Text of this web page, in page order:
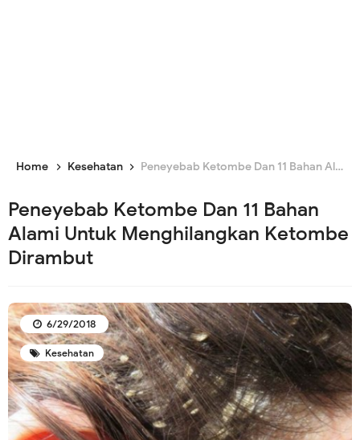
Home Kesehatan Peneyebab Ketombe Dan 11 Bahan Alami Untuk Menghilangkan Ketombe Dirambut
Peneyebab Ketombe Dan 11 Bahan
Alami Untuk Menghilangkan Ketombe
Dirambut
Kesehatan
6/29/2018